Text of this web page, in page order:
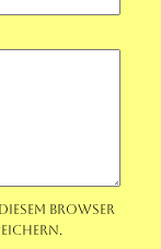
Browser